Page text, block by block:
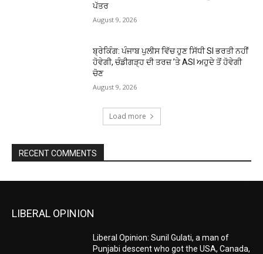
ਪੱਤਰ
August 9, 2026
ਬ੍ਰੇਕਿੰਗ: ਪੰਜਾਬ ਪੁਲੀਸ ਵਿੱਚ ਹੁਣ ਸਿੱਧੀ SI ਭਰਤੀ ਨਹੀਂ
ਹੋਵੇਗੀ, ਚੰਡੀਗੜ੍ਹ ਦੀ ਤਰਜ਼ ’ਤੇ ASI ਅਹੁਦੇ ਤੋਂ ਹੋਵੇਗੀ
ਚੋਣ
August 9, 2026
Load more
RECENT COMMENTS
LIBERAL OPINION
Liberal Opinion: Sunil Gulati, a man of
Punjabi descent who got the USA, Canada,